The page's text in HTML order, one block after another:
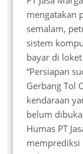
mengatakan
semalam,
sistem
bayar di
“Persiapan
Gerbang Tol
kendaraan
belum
Humas PT
memprediksi